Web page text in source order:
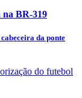
na BR-319
da ponte